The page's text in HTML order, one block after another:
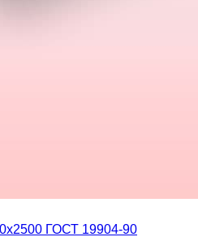
ГОСТ 19904-90